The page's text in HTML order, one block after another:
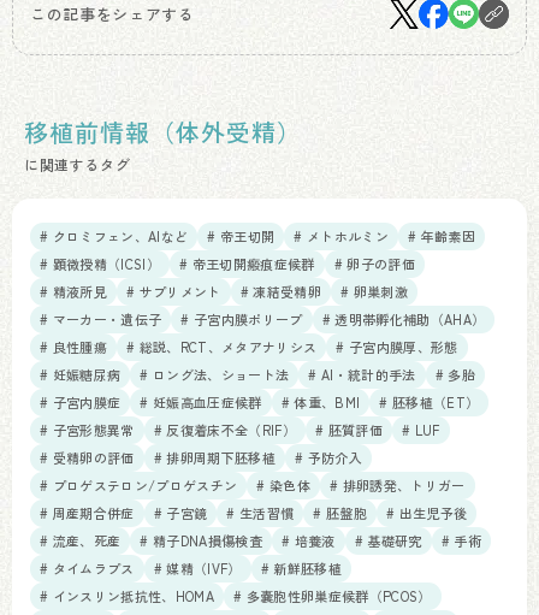
この記事をシェアする
移植前情報（体外受精）
に関連するタグ
# クロミフェン、AIなど # 帝王切開 # メトホルミン
# 年齢素因
# 顕微授精（ICSI）
# 帝王切開瘢痕症候群
# 卵子の評価
# 精液所見
# サプリメント # 凍結受精卵
# 卵巣刺激
# マーカー・遺伝子
# 子宮内膜ポリープ
# 透明帯孵化補助（AHA）
# 良性腫瘍
# 総説、RCT、メタアナリシス
# 子宮内膜厚、形態
# 妊娠糖尿病
# ロング法、ショート法 # AI・統計的手法
# 多胎
# 子宮内膜症
# 妊娠高血圧症候群 # 体重、BMI
# 胚移植（ET）
# 子宮形態異常
# 反復着床不全（RIF） # 胚質評価
# LUF
# 受精卵の評価
# 排卵周期下胚移植
# 予防介入
# プロゲステロン/プロゲスチン
# 染色体
# 排卵誘発、トリガー
# 周産期合併症
# 子宮鏡 # 生活習慣 # 胚盤胞
# 出生児予後
# 流産、死産
# 精子DNA損傷検査 # 培養液 # 基礎研究
# 手術
# タイムラプス
# 媒精（IVF）
# 新鮮胚移植
# インスリン抵抗性、HOMA
# 多嚢胞性卵巣症候群（PCOS）